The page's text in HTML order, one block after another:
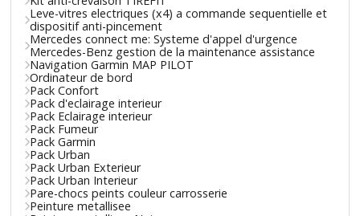
Leve-vitres electriques (x4) a commande sequentielle et
dispositif anti-pincement
Mercedes connect me: Systeme d'appel d'urgence
Mercedes-Benz gestion de la maintenance assistance
Navigation Garmin MAP PILOT
Ordinateur de bord
Pack Confort
Pack d'eclairage interieur
Pack Eclairage interieur
Pack Fumeur
Pack Garmin
Pack Urban
Pack Urban Exterieur
Pack Urban Interieur
Pare-chocs peints couleur carrosserie
Peinture metallisee